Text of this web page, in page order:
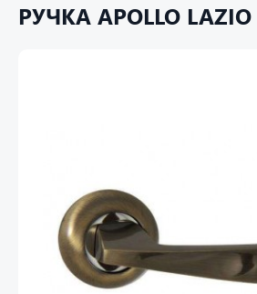
РУЧКА APOLLO LAZIO